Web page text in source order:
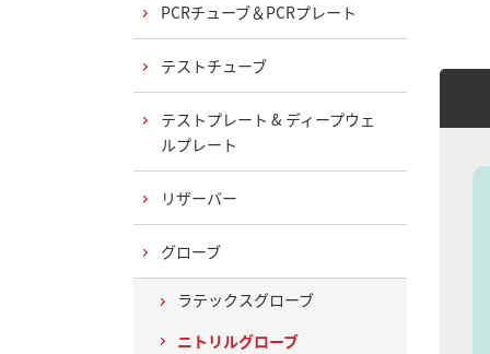
PCRチューブ＆PCRプレート
テストチューブ
テストプレート & ディープウェ
ルプレート
リザーバー
グローブ
ラテックスグローブ
ニトリルグローブ